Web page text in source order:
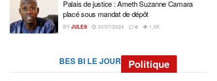
Palais de justice : Ameth Suzanne Camara
placé sous mandat de dépôt
BY JULES 30/07/2024 0 1.5K
BES BI LE JOUR Politique